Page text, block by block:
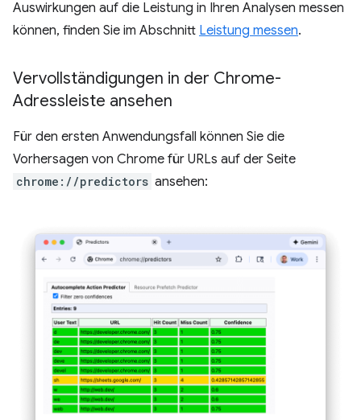
Auswirkungen auf die Leistung in Ihren Analysen messen
können, finden Sie im Abschnitt Leistung messen.
Vervollständigungen in der Chrome-
Adressleiste ansehen
Für den ersten Anwendungsfall können Sie die
Vorhersagen von Chrome für URLs auf der Seite
chrome://predictors ansehen: